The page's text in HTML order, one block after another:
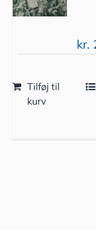
kr.
Tilføj til
kurv